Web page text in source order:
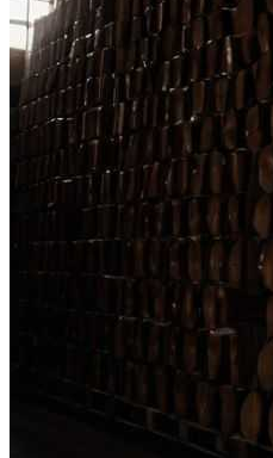
Столами
Полезно Ли
Простая И
Рецепт Для